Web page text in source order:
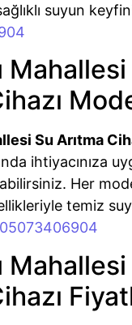
suyun
Mahallesi
Su Arıtma
ihtiyacınıza
Her
temiz
Mahallesi